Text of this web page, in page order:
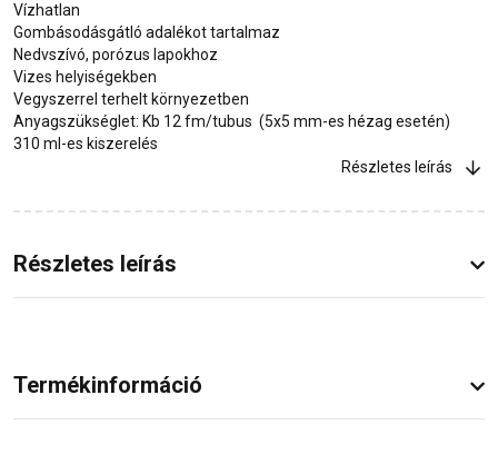
Vízhatlan
Gombásodásgátló adalékot tartalmaz
Nedvszívó, porózus lapokhoz
Vizes helyiségekben
Vegyszerrel terhelt környezetben
Anyagszükséglet: Kb 12 fm/tubus (5x5 mm-es hézag esetén)
310 ml-es kiszerelés
Részletes leírás
Részletes leírás
Termékinformáció